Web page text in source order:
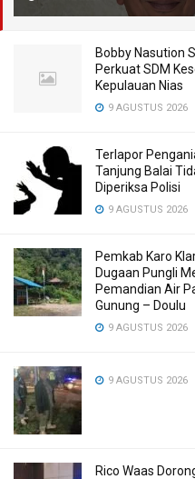
Bobby Nasution
Perkuat SDM
Kepulauan Nias
9 AGUSTUS 2026
Terlapor
Tanjung Balai
Diperiksa Polisi
9 AGUSTUS 2026
Pemkab Karo
Dugaan Pungli
Pemandian Air
Gunung – Doulu ‎
9 AGUSTUS 2026
9 AGUSTUS 2026
Rico Waas